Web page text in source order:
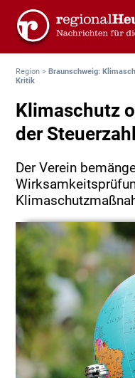
Region >Braunschweig:
Kritik
Klimaschutz
der
Der Verein